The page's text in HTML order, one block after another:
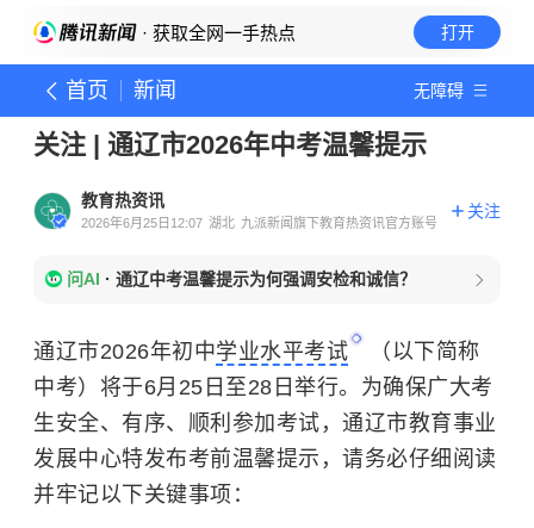
· 获取全网一手热点 打开
首页 新闻 无障碍
关注 | 通辽市2026年中考温馨提示
教育热资讯
2026年6月25日12:07 湖北 九派新闻旗下教育热资讯官方账号
关注
问AI · 通辽中考温馨提示为何强调安检和诚信？
通辽市2026年初中学业水平考试
（以下简称
中考）将于6月25日至28日举行。为确保广大考
生安全、有序、顺利参加考试，通辽市教育事业
发展中心特发布考前温馨提示，请务必仔细阅读
并牢记以下关键事项：